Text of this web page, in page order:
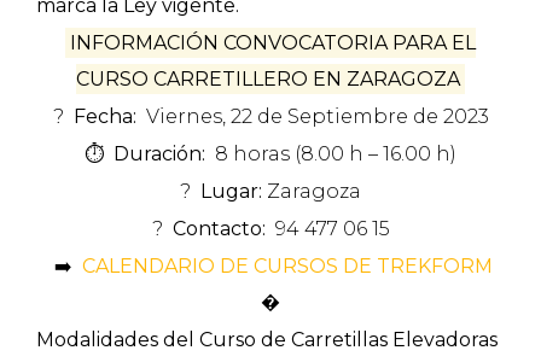
marca la Ley vigente.
INFORMACIÓN CONVOCATORIA PARA EL
CURSO CARRETILLERO EN ZARAGOZA
? Fecha: Viernes, 22 de Septiembre de 2023
⏱️ Duración: 8 horas (8.00 h – 16.00 h)
? Lugar: Zaragoza
? Contacto: 94 477 06 15
➡️ CALENDARIO DE CURSOS DE TREKFORM
� ️
Modalidades del Curso de Carretillas Elevadoras